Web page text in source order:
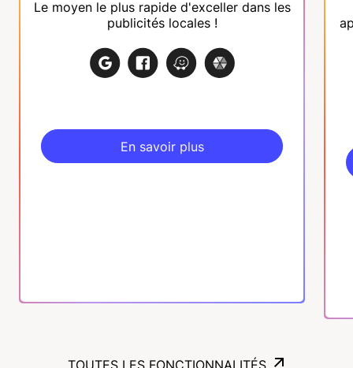
Le moyen le plus rapide d'exceller dans les
publicités locales !
En savoir plus
En savoir plus
TOUTES LES FONCTIONNALITÉS